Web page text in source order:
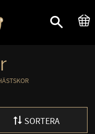
SORTERA